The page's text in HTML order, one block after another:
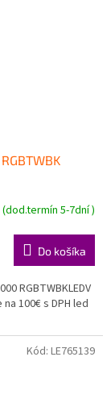
5-7dní )
Do košíka
RGBTWBKLEDV
100€ s DPH led
Kód: LE765139